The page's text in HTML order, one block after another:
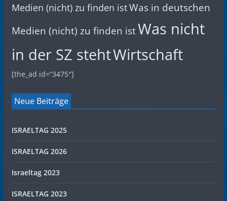
Medien (nicht) zu finden istWas in deutschen
Medien (nicht) zu finden istWas nicht
in der SZ stehtWirtschaft
[the_ad id=“3475″]
Neue Beiträge
ISRAELTAG 2025
ISRAELTAG 2026
Israeltag 2023
ISRAELTAG 2023